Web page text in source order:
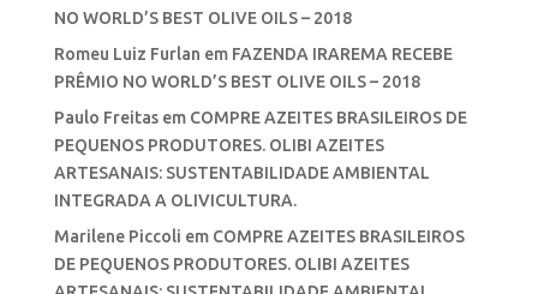
NO WORLD’S BEST OLIVE OILS – 2018
Romeu Luiz Furlan em FAZENDA IRAREMA RECEBE
PRÊMIO NO WORLD’S BEST OLIVE OILS – 2018
Paulo Freitasem COMPRE AZEITES BRASILEIROS DE
PEQUENOS PRODUTORES. OLIBI AZEITES
ARTESANAIS: SUSTENTABILIDADE AMBIENTAL
INTEGRADA A OLIVICULTURA.
Marilene Piccoli em COMPRE AZEITES BRASILEIROS
DE PEQUENOS PRODUTORES. OLIBI AZEITES